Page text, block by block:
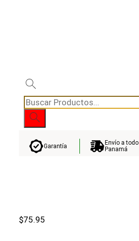
Búsqueda
de
productos
Garantía
Envío a todo
Panamá
$75.95